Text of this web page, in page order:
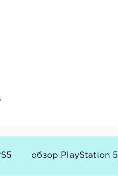
обзор PlayStation 5